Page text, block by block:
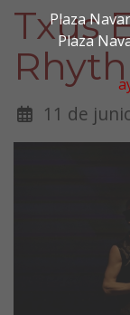
Plaza
Plaza
Txus
11 de